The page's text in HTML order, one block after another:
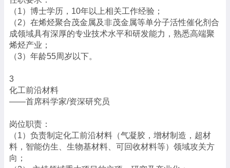
（1）博士学历，10年以上相关工作经验；
（2）在烯烃聚合茂金属及非茂金属等单分子活性催化剂合
成领域具有深厚的专业技术水平和研发能力，熟悉高端聚
烯烃产业；
（3）年龄55周岁以下。
3
化工前沿材料
——首席科学家/资深研究员
岗位职责：
（1）负责制定化工前沿材料（气凝胶，增材制造，超材
料，智能仿生、生物基材料、可回收材料等）领域攻关方
向；